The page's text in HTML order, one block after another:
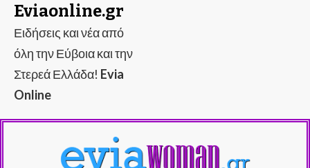
Eviaonline.gr
Ειδήσεις και νέα από
όλη την Εύβοια και την
Στερεά Ελλάδα! Evia
Online